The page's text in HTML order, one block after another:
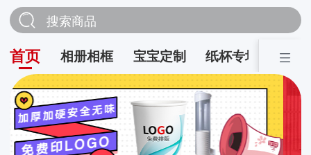
搜索商品
首页 相册相框 宝宝定制 纸杯专场 营销